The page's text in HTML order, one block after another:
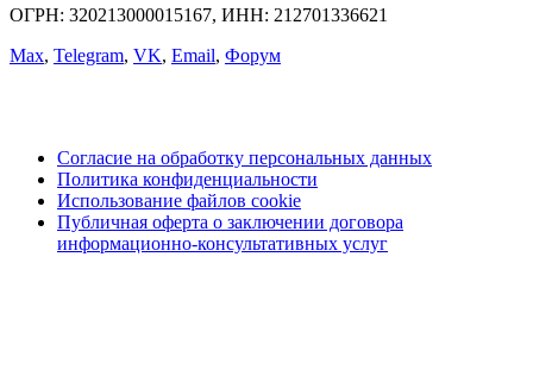
ОГРН: 320213000015167, ИНН: 212701336621
Max, Telegram, VK, Email, Форум
Согласие на обработку персональных данных
Политика конфиденциальности
Использование файлов cookie
Публичная оферта о заключении договора
информационно-консультативных услуг